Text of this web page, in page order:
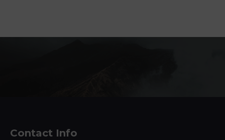
Contact Info